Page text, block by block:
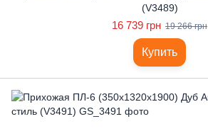
(V3489)
16 739 грн 19 266 грн
Купить